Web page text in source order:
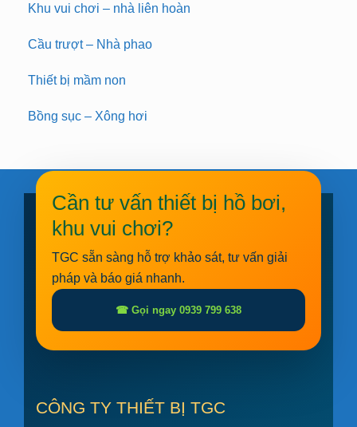
Khu vui chơi – nhà liên hoàn
Cầu trượt – Nhà phao
Thiết bị mầm non
Bồng sục – Xông hơi
Cần tư vấn thiết bị hồ bơi,
khu vui chơi?
TGC sẵn sàng hỗ trợ khảo sát, tư vấn giải
pháp và báo giá nhanh.
☎ Gọi ngay 0939 799 638
CÔNG TY THIẾT BỊ TGC